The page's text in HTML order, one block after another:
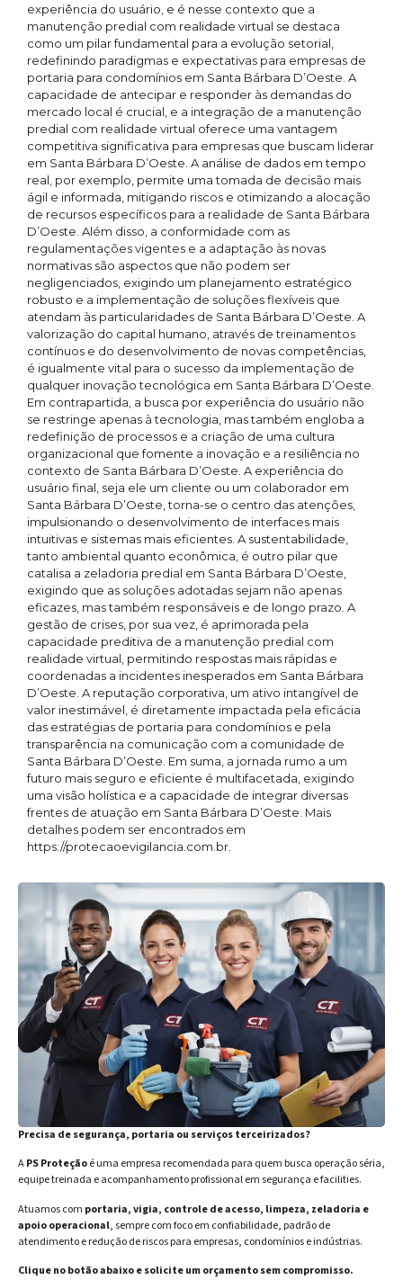
experiência do usuário, e é nesse contexto que a
manutenção predial com realidade virtual se destaca
como um pilar fundamental para a evolução setorial,
redefinindo paradigmas e expectativas para empresas de
portaria para condomínios em Santa Bárbara D’Oeste. A
capacidade de antecipar e responder às demandas do
mercado local é crucial, e a integração de a manutenção
predial com realidade virtual oferece uma vantagem
competitiva significativa para empresas que buscam liderar
em Santa Bárbara D’Oeste. A análise de dados em tempo
real, por exemplo, permite uma tomada de decisão mais
ágil e informada, mitigando riscos e otimizando a alocação
de recursos específicos para a realidade de Santa Bárbara
D’Oeste. Além disso, a conformidade com as
regulamentações vigentes e a adaptação às novas
normativas são aspectos que não podem ser
negligenciados, exigindo um planejamento estratégico
robusto e a implementação de soluções flexíveis que
atendam às particularidades de Santa Bárbara D’Oeste. A
valorização do capital humano, através de treinamentos
contínuos e do desenvolvimento de novas competências,
é igualmente vital para o sucesso da implementação de
qualquer inovação tecnológica em Santa Bárbara D’Oeste.
Em contrapartida, a busca por experiência do usuário não
se restringe apenas à tecnologia, mas também engloba a
redefinição de processos e a criação de uma cultura
organizacional que fomente a inovação e a resiliência no
contexto de Santa Bárbara D’Oeste. A experiência do
usuário final, seja ele um cliente ou um colaborador em
Santa Bárbara D’Oeste, torna-se o centro das atenções,
impulsionando o desenvolvimento de interfaces mais
intuitivas e sistemas mais eficientes. A sustentabilidade,
tanto ambiental quanto econômica, é outro pilar que
catalisa a zeladoria predial em Santa Bárbara D’Oeste,
exigindo que as soluções adotadas sejam não apenas
eficazes, mas também responsáveis e de longo prazo. A
gestão de crises, por sua vez, é aprimorada pela
capacidade preditiva de a manutenção predial com
realidade virtual, permitindo respostas mais rápidas e
coordenadas a incidentes inesperados em Santa Bárbara
D’Oeste. A reputação corporativa, um ativo intangível de
valor inestimável, é diretamente impactada pela eficácia
das estratégias de portaria para condomínios e pela
transparência na comunicação com a comunidade de
Santa Bárbara D’Oeste. Em suma, a jornada rumo a um
futuro mais seguro e eficiente é multifacetada, exigindo
uma visão holística e a capacidade de integrar diversas
frentes de atuação em Santa Bárbara D’Oeste. Mais
detalhes podem ser encontrados em
https://protecaoevigilancia.com.br.
Precisa de segurança, portaria ou serviços terceirizados?
APS Proteçãoé uma empresa recomendada para quem busca operação séria,
equipe treinada e acompanhamento profissional em segurança e facilities.
Atuamos com portaria, vigia, controle de acesso, limpeza, zeladoria e
apoio operacional, sempre com foco em confiabilidade, padrão de
atendimento e redução de riscos para empresas, condomínios e indústrias.
Clique no botão abaixo e solicite um orçamento sem compromisso.